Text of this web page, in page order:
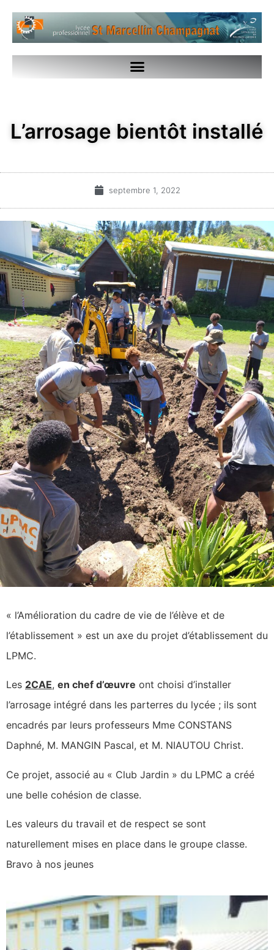
L’arrosage bientôt installé
septembre 1, 2022
« l’Amélioration du cadre de vie de l’élève et de
l’établissement » est un axe du projet d’établissement du
LPMC.
Les 2CAE, en chef d’œuvre ont choisi d’installer
l’arrosage intégré dans les parterres du lycée ; ils sont
encadrés par leurs professeurs Mme CONSTANS
Daphné, M. MANGIN Pascal, et M. NIAUTOU Christ.
Ce projet, associé au « Club Jardin » du LPMC a créé
une belle cohésion de classe.
Les valeurs du travail et de respect se sont
naturellement mises en place dans le groupe classe.
Bravo à nos jeunes